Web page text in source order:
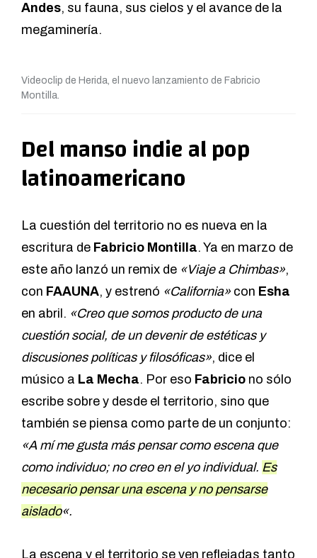
Andes, su fauna, sus cielos y el avance de la
megaminería.
Videoclip de Herida, el nuevo lanzamiento de Fabricio
Montilla.
Del manso indie al pop
latinoamericano
La cuestión del territorio no es nueva en la
escritura de Fabricio Montilla. Ya en marzo de
este año lanzó un remix de «Viaje a Chimbas»,
con FAAUNA, y estrenó «California» con Esha
en abril. «Creo que somos producto de una
cuestión social, de un devenir de estéticas y
discusiones políticas y filosóficas», dice el
músico a La Mecha. Por eso Fabricio no sólo
escribe sobre y desde el territorio, sino que
también se piensa como parte de un conjunto:
«A mí me gusta más pensar como escena que
como individuo; no creo en el yo individual. Es
necesario pensar una escena y no pensarse
aislado«.
La escena y el territorio se ven reflejadas tanto